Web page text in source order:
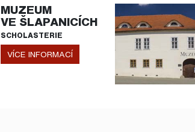
MUZEUM
VE ŠLAPANICÍCH
SCHOLASTERIE
VÍCE INFORMACÍ